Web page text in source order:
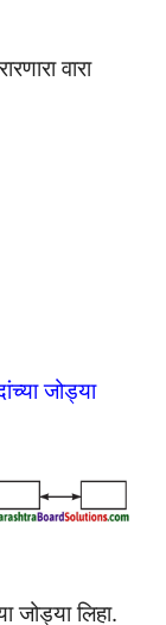
वारा
जोड्या
जोड्या लिहा.